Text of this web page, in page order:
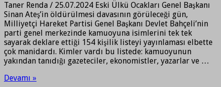
Taner Renda / 25.07.2024 Eski Ülkü Ocakları Genel Başkanı
Sinan Ateş’in öldürülmesi davasının görüleceği gün,
Milliyetçi Hareket Partisi Genel Başkanı Devlet Bahçeli’nin
parti genel merkezinde kamuoyuna isimlerini tek tek
sayarak deklare ettiği 154 kişilik listeyi yayınlaması elbette
çok manidardı. Kimler vardı bu listede: kamuoyunun
yakından tanıdığı gazeteciler, ekonomistler, yazarlar ve …
Devamı »